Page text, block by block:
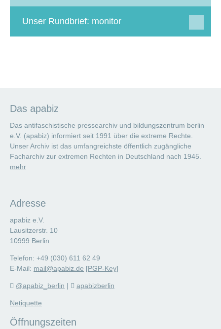
Unser Rundbrief: monitor
Das apabiz
Das antifaschistische pressearchiv und bildungszentrum berlin
e.V. (apabiz) informiert seit 1991 über die extreme Rechte.
Unser Archiv ist das umfangreichste öffentlich zugängliche
Facharchiv zur extremen Rechten in Deutschland nach 1945.
mehr
Adresse
apabiz e.V.
Lausitzerstr. 10
10999 Berlin
Telefon: +49 (030) 611 62 49
E-Mail: mail@apabiz.de [PGP-Key]
@apabiz_berlin | apabizberlin
Netiquette
Öffnungszeiten